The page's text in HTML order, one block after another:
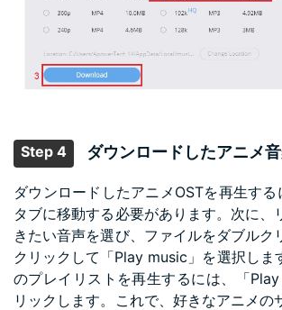
Step 4 ダウンロードしたアニメ
ダウンロードしたアニメOSTを再生する
タブに移動する必要があります。次に、
きたい音声を選び、ファイルをダブルク
クリックして「Play music」を選択しま
のプレイリストを再生するには、「
リックします。これで、好きなアニメの